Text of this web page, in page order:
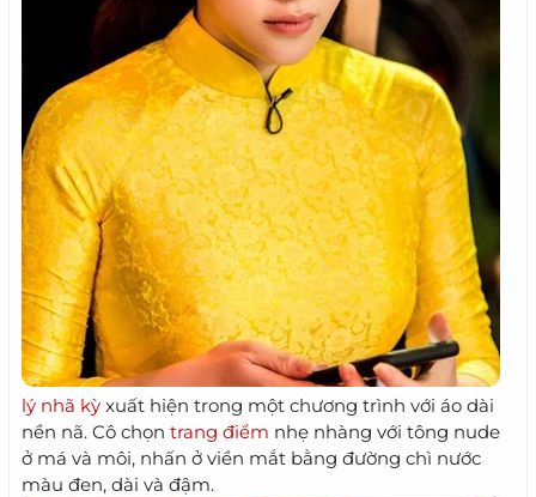
lý nhã kỳ xuất hiện trong một chương trình với áo dài
nền nã. Cô chọn trang điểm nhẹ nhàng với tông nude
ở má và môi, nhấn ở viền mắt bằng đường chì nước
màu đen, dài và đậm.